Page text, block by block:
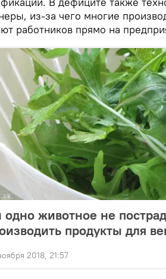
из-за чего многие
работников прямо на
животное не
продукты для
2018, 21:57